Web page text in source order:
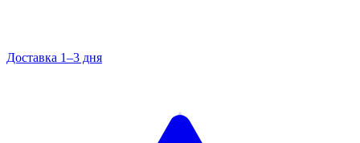
Доставка 1–3 дня